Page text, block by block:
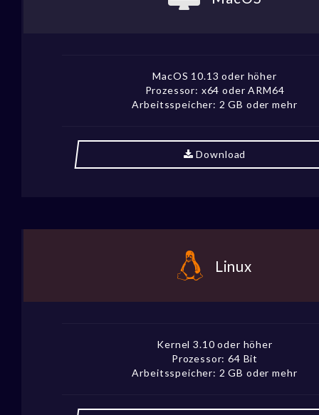
MacOS 10.13 oder höher
Prozessor: x64 oder ARM64
Arbeitsspeicher: 2 GB oder mehr
Download
Linux
Kernel 3.10 oder höher
Prozessor: 64 Bit
Arbeitsspeicher: 2 GB oder mehr